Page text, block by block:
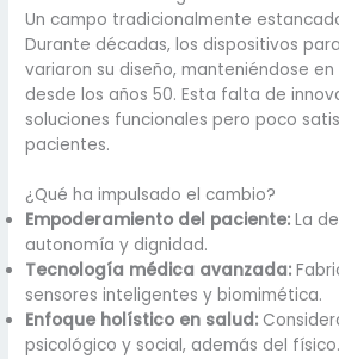
Un campo tradicionalmente
Durante décadas, los dispositivos
variaron su diseño, manteniéndose
desde los años 50. Esta falta de
soluciones funcionales pero poco
pacientes.
¿Qué ha impulsado el cambio?
Empoderamiento del paciente: La
autonomía y dignidad.
Tecnología médica avanzada:
sensores inteligentes y biomimética.
Enfoque holístico en salud:
psicológico y social, además del físico.